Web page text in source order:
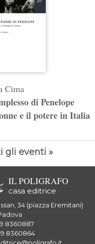
Cima
di Penelope
e il potere in Italia
gli eventi »
IL POLIGRAFO
casa editrice
34 (piazza Eremitani)
8360887
8360864